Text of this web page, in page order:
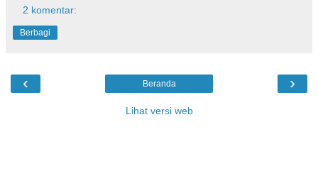
2 komentar:
Berbagi
‹ ›
Beranda
Lihat versi web